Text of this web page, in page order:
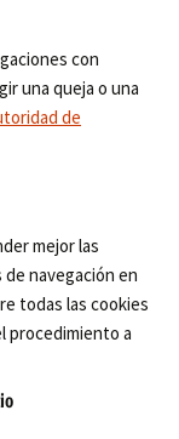
con
una queja o una
de
mejor las
navegación en
todas las cookies
procedimiento a